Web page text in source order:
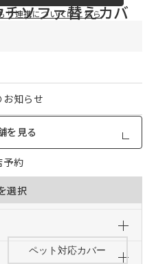
り連携についてはこちら
知らせ
ライン接客予約
予約
テンツ
ソファ替えカバ
を見る
選択
ペット対応カバー